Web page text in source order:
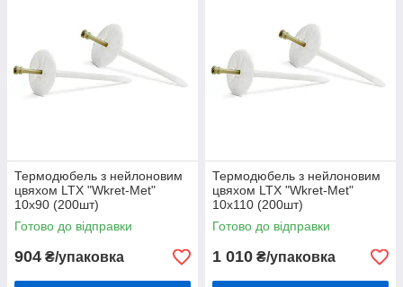
Термодюбель з нейлоновим
цвяхом LTX "Wkret-Met"
10х90 (200шт)
Готово до відправки
904 ₴/упаковка
Термодюбель з нейлоновим
цвяхом LTX "Wkret-Met"
10х110 (200шт)
Готово до відправки
1 010 ₴/упаковка